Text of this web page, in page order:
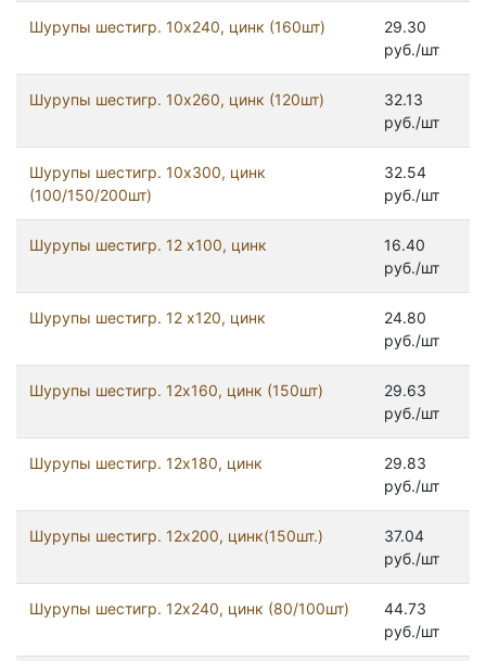
Шурупы шестигр. 10х240, цинк (160шт)
29.30
руб./шт
Шурупы шестигр. 10х260, цинк (120шт)
32.13
руб./шт
Шурупы шестигр. 10х300, цинк
(100/150/200шт)
32.54
руб./шт
Шурупы шестигр. 12 х100, цинк
16.40
руб./шт
Шурупы шестигр. 12 х120, цинк
24.80
руб./шт
Шурупы шестигр. 12x160, цинк (150шт)
29.63
руб./шт
Шурупы шестигр. 12x180, цинк
29.83
руб./шт
Шурупы шестигр. 12x200, цинк(150шт.)
37.04
руб./шт
Шурупы шестигр. 12x240, цинк (80/100шт)
44.73
руб./шт